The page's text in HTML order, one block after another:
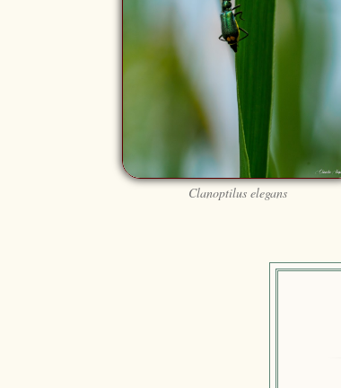
Clanoptilus elegans